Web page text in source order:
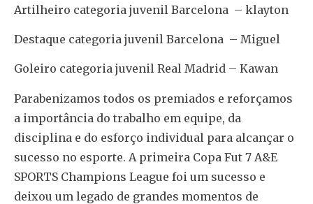
Artilheiro categoria juvenil Barcelona – klayton
Destaque categoria juvenil Barcelona – Miguel
Goleiro categoria juvenil Real Madrid – Kawan
Parabenizamos todos os premiados e reforçamos
a importância do trabalho em equipe, da
disciplina e do esforço individual para alcançar o
sucesso no esporte. A primeira Copa Fut 7 A&E
SPORTS Champions League foi um sucesso e
deixou um legado de grandes momentos de